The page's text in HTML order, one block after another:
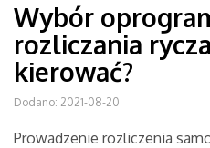
Wybór
rozliczania
kierować?
Dodano: 2021-08-20
Prowadzenie rozliczenia